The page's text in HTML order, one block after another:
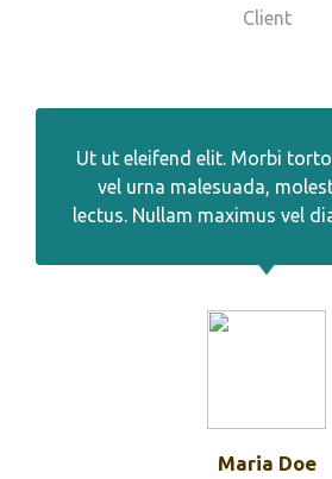
Client
Ut ut eleifend elit. Morbi
vel urna malesuada,
lectus. Nullam maximus vel
Maria Doe